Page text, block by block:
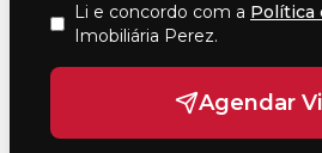
Li e concordo com a Política
Imobiliária Perez.
Agendar